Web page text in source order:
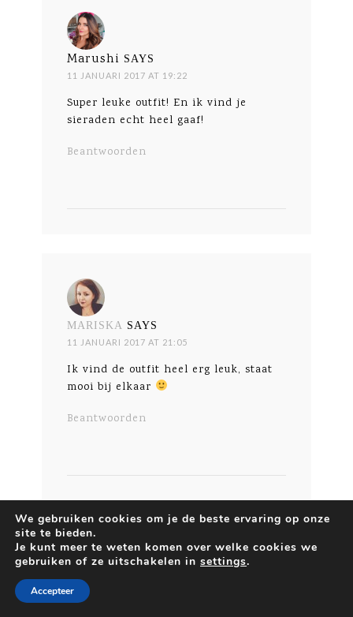
Marushi SAYS
11 JANUARI 2017 AT 19:22
Super leuke outfit! En ik vind je
sieraden echt heel gaaf!
Beantwoorden
MARISKA SAYS
11 JANUARI 2017 AT 21:05
Ik vind de outfit heel erg leuk, staat
mooi bij elkaar
Beantwoorden
ANNA GERRIE
We gebruiken cookies om je de beste ervaring op onze
site te bieden.
Je kunt meer te weten komen over welke cookies we
gebruiken of ze uitschakelen in settings.
Accepteer